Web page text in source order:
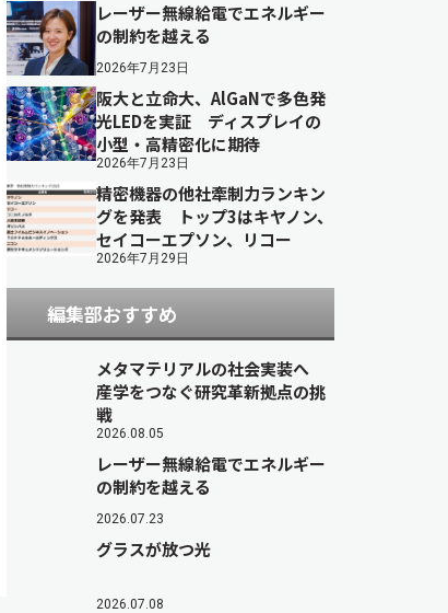
レーザー無線給電でエネルギー
の制約を越える
2026年7月23日
阪大と立命大、AlGaNで多色発
光LEDを実証 ディスプレイの
小型・高精密化に期待
2026年7月23日
精密機器の他社牽制力ランキン
グを発表 トップ3はキヤノン、
セイコーエプソン、リコー
2026年7月29日
編集部おすすめ
メタマテリアルの社会実装へ
産学をつなぐ研究革新拠点の挑
戦
2026.08.05
レーザー無線給電でエネルギー
の制約を越える
2026.07.23
グラスが放つ光
2026.07.08